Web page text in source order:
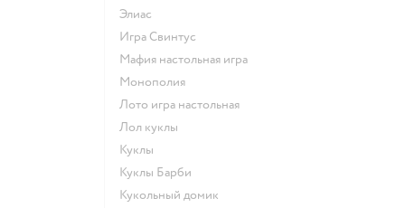
Элиас
Игра Свинтус
Мафия настольная игра
Монополия
Лото игра настольная
Лол куклы
Куклы
Куклы Барби
Кукольный домик